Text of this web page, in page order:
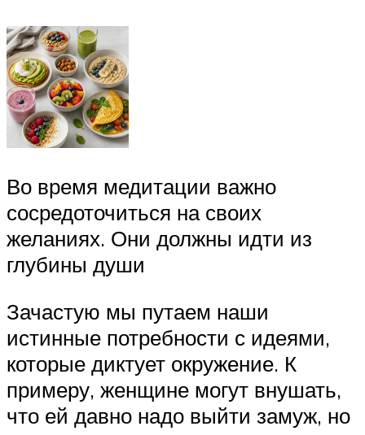
Во время медитации важно
сосредоточиться на своих
желаниях. Они должны идти из
глубины души
Зачастую мы путаем наши
истинные потребности с идеями,
которые диктует окружение. К
примеру, женщине могут внушать,
что ей давно надо выйти замуж, но